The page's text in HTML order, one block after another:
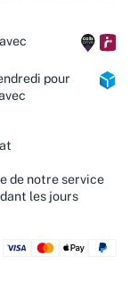
pour
de notre service
les jours